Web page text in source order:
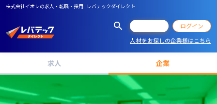
株式会社イオレの求人・転職・採用 | レバテックダイレクト
ログイン
人材をお探しの企業様はこちら
求人 企業